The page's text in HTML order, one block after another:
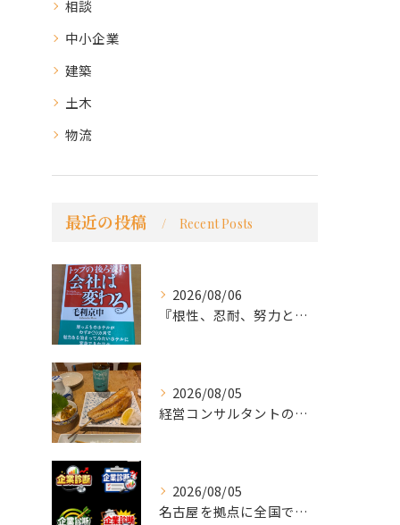
相談
中小企業
建築
土木
物流
最近の投稿 Recent Posts
2026/08/06
『根性、忍耐、努力という言葉は死語なのか』
2026/08/05
経営コンサルタントのモーちゃん・毛利京申です。
2026/08/05
名古屋を拠点に全国で活動する 経営コンサルタントの 毛利京申...